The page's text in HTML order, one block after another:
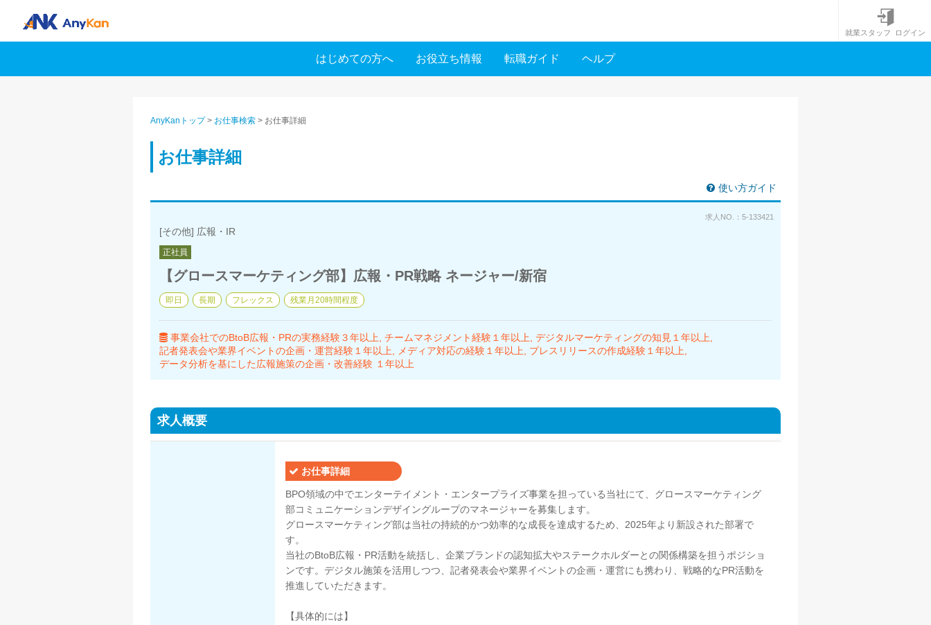
就業スタッフ ログイン
はじめての方へ お役立ち情報 転職ガイド ヘルプ
AnyKanトップ > お仕事検索 > お仕事詳細
お仕事詳細
使い方ガイド
求人NO.：5-133421
[その他] 広報・IR
正社員
【グロースマーケティング部】広報・PR戦略 ネージャー/新宿
即日 長期 フレックス 残業月20時間程度
事業会社でのBtoB広報・PRの実務経験３年以上 チームマネジメント経験１年以上
デジタルマーケティングの知見１年以上
記者発表会や業界イベントの企画・運営経験１年以上
メディア対応の経験１年以上
プレスリリースの作成経験１年以上
データ分析を基にした広報施策の企画・改善経験 １年以上
求人概要
お仕事詳細
BPO領域の中でエンターテイメント・エンタープライズ事業を担っている当社にて、グロースマーケティング
部コミュニケーションデザイングループのマネージャーを募集します。
グロースマーケティング部は当社の持続的かつ効率的な成長を達成するため、2025年より新設された部署で
す。
当社のBtoB広報・PR活動を統括し、企業ブランドの認知拡大やステークホルダーとの関係構築を担うポジショ
ンです。デジタル施策を活用しつつ、記者発表会や業界イベントの企画・運営にも携わり、戦略的なPR活動を
推進していただきます。
【具体的には】